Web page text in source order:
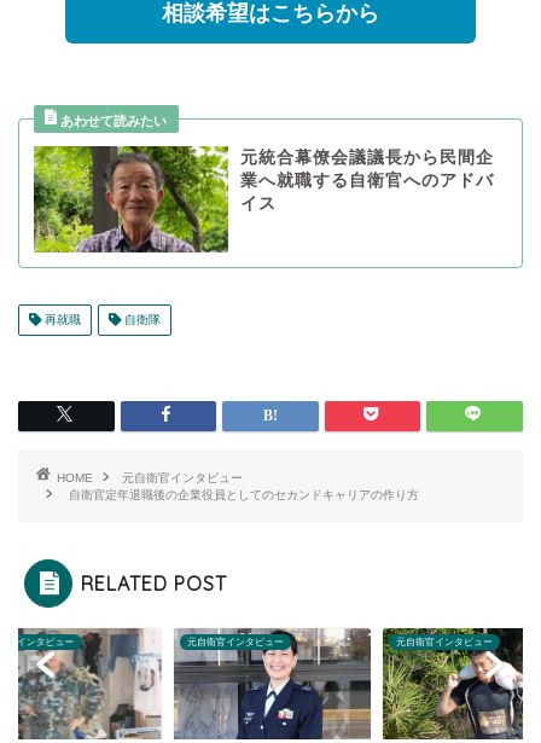
相談希望はこちらから
元統合幕僚会議議長から民間企
業へ就職する自衛官へのアドバ
イス
再就職 自衛隊
HOME
元自衛官インタビュー
自衛官定年退職後の企業役員としてのセカンドキャリアの作り方
RELATED POST
官インタビュー 元自衛官インタビュー 元自衛官インタビュー